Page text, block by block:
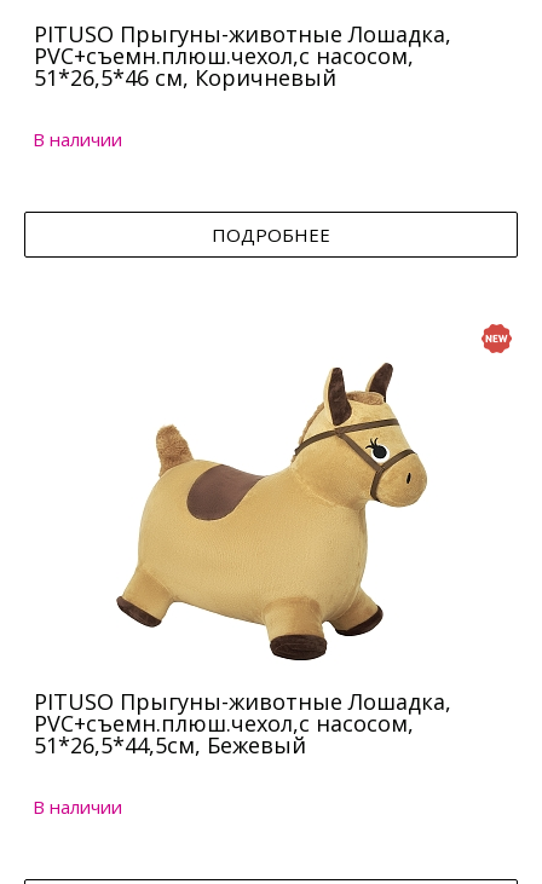
PITUSO Прыгуны-животные Лошадка,
PVC+съемн.плюш.чехол,с насосом,
51*26,5*46 см, Коричневый
В наличии
ПОДРОБНЕЕ
PITUSO Прыгуны-животные Лошадка,
PVC+съемн.плюш.чехол,с насосом,
51*26,5*44,5см, Бежевый
В наличии